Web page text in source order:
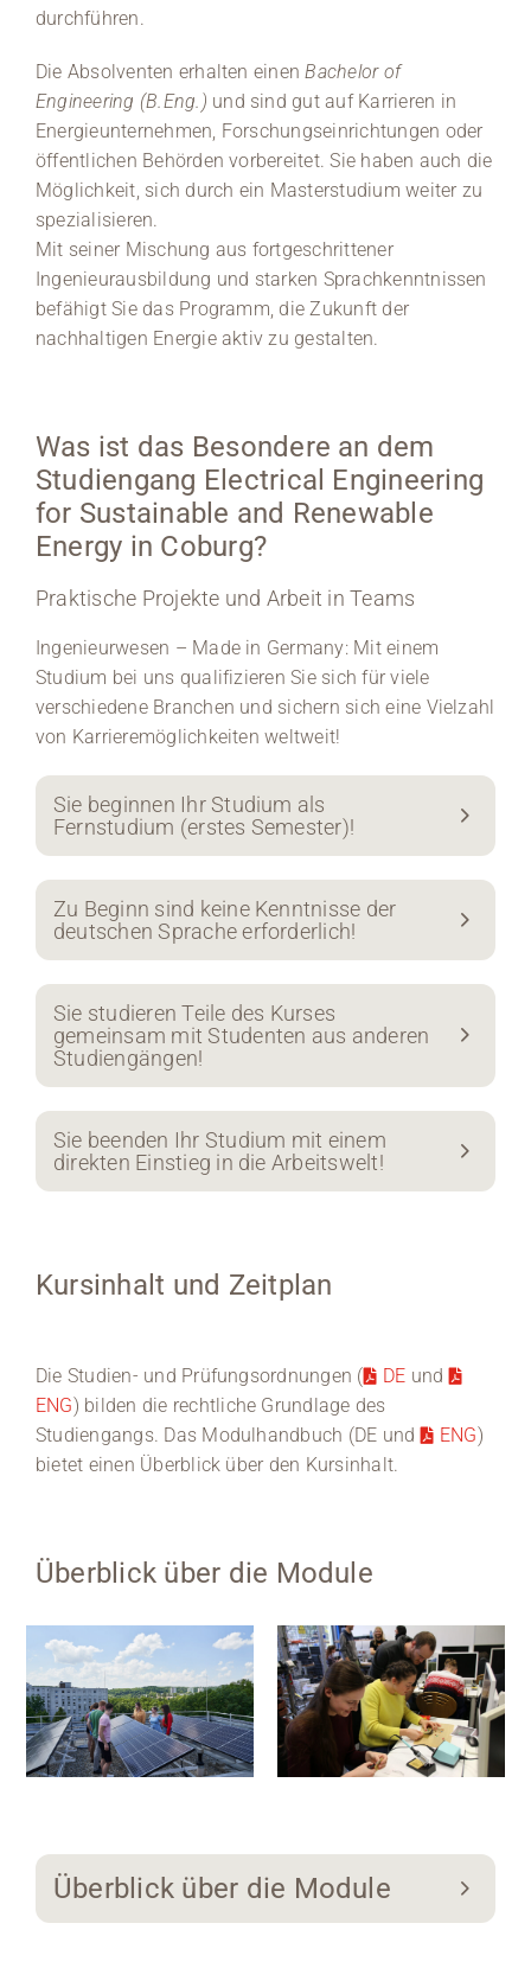
durchführen.
Die Absolventen erhalten einenBachelor of
Engineering (B.Eng.) und sind gut auf Karrieren in
Energieunternehmen, Forschungseinrichtungen oder
öffentlichen Behörden vorbereitet. Sie haben auch die
Möglichkeit, sich durch ein Masterstudium weiter zu
spezialisieren.
Mit seiner Mischung aus fortgeschrittener
Ingenieurausbildung und starken Sprachkenntnissen
befähigt Sie das Programm, die Zukunft der
nachhaltigen Energie aktiv zu gestalten.
Was ist das Besondere an dem
Studiengang Electrical Engineering
for Sustainable and Renewable
Energy in Coburg?
Praktische Projekte und Arbeit in Teams
Ingenieurwesen – Made in Germany: Mit einem
Studium bei uns qualifizieren Sie sich für viele
verschiedene Branchen und sichern sich eine Vielzahl
von Karrieremöglichkeiten weltweit!
Sie beginnen Ihr Studium als
Fernstudium (erstes Semester)!
Zu Beginn sind keine Kenntnisse der
deutschen Sprache erforderlich!
Sie studieren Teile des Kurses
gemeinsam mit Studenten aus anderen
Studiengängen!
Sie beenden Ihr Studium mit einem
direkten Einstieg in die Arbeitswelt!
Kursinhalt und Zeitplan
Die Studien- und Prüfungsordnungen ( DE und
ENG) bilden die rechtliche Grundlage des
Studiengangs. Das Modulhandbuch (DE und
ENG)
bietet einen Überblick über den Kursinhalt.
Überblick über die Module
Überblick über die Module